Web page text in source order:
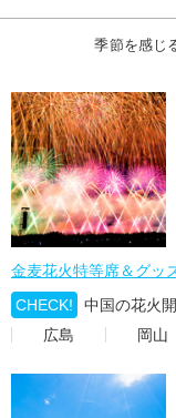
季節を感じ
金麦花火特等席＆グッ
CHECK!
中国の花火
広島
岡山